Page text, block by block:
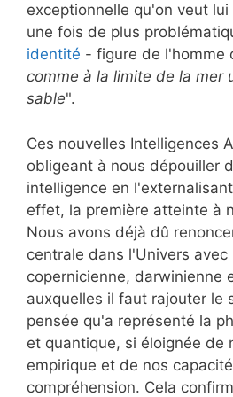
exceptionnelle qu'on veut
une fois de plus
identité - figure de l'homme
comme à la limite de la mer
sable".
Ces nouvelles Intelligences
obligeant à nous dépouiller
intelligence en
effet, la première atteinte à
Nous avons déjà dû
centrale dans l'Univers avec
copernicienne, darwinienne
auxquelles il faut rajouter le
pensée qu'a représenté la
et quantique, si éloignée de
empirique et de nos
compréhension. Cela